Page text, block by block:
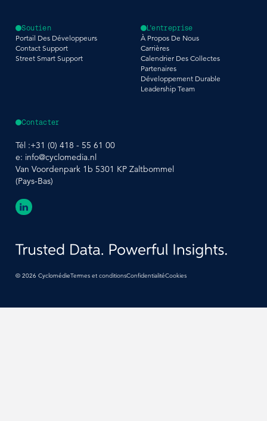
Contacter
Tél :+31 (0) 418 - 55 61 00
e: info@cyclomedia.nl
Van Voordenpark 1b 5301 KP Zaltbommel
(Pays-Bas)
Soutien
Portail Des Développeurs
Contact Support
Street Smart Support
L'entreprise
À Propos De Nous
Carrières
Calendrier Des Collectes
Partenaires
Développement Durable
Leadership Team
© 2026 CyclomédieTermes et conditionsConfidentialitéCookies